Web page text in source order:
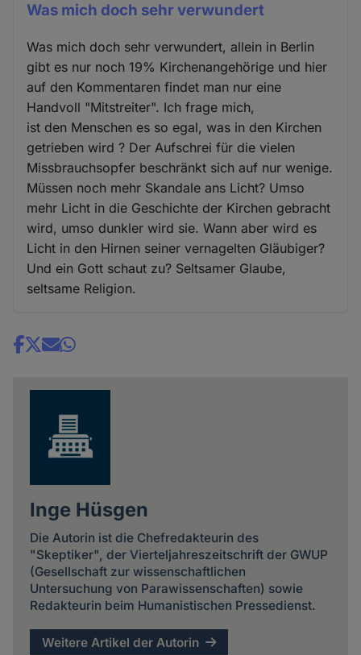
Was mich doch sehr verwundert
Was mich doch sehr verwundert, allein in Berlin
gibt es nur noch 19% Kirchenangehörige und hier
auf den Kommentaren findet man nur eine
Handvoll "Mitstreiter". Ich frage mich,
ist den Menschen es so egal, was in den Kirchen
getrieben wird ? Der Aufschrei für die vielen
Missbrauchsopfer beschränkt sich auf nur wenige.
Müssen noch mehr Skandale ans Licht? Umso
mehr Licht in die Geschichte der Kirchen gebracht
wird, umso dunkler wird sie. Wann aber wird es
Licht in den Hirnen seiner vernagelten Gläubiger?
Und ein Gott schaut zu? Seltsamer Glaube,
seltsame Religion.
Share
Inge Hüsgen
Die Autorin ist die Chefredakteurin des
"Skeptiker", der Vierteljahreszeitschrift der GWUP
(Gesellschaft zur wissenschaftlichen
Untersuchung von Parawissenschaften) sowie
Redakteurin beim Humanistischen Pressedienst.
Weitere Artikel der Autorin